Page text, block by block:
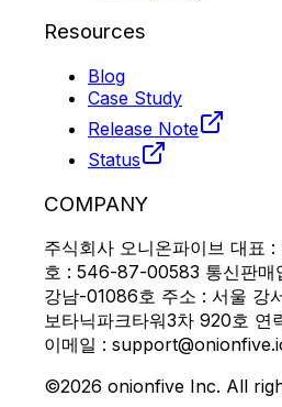
Resources
Blog
Case Study
Release Note
Status
COMPANY
주식회사 오니온파이브 대표
호 : 546-87-00583 통신판매
강남-01086호 주소 : 서울 강
보타닉파크타워3차 920호
이메일 :
©2026 onionfive Inc. All